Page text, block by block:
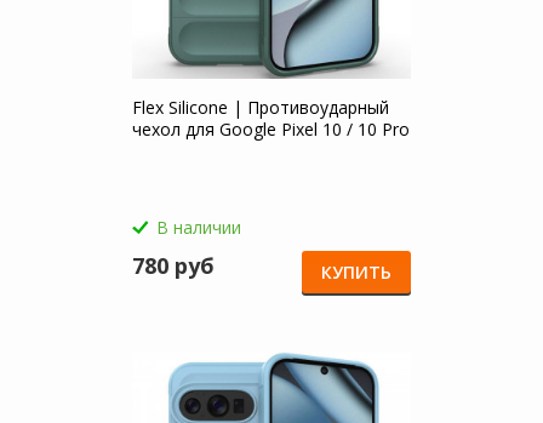
Flex Silicone | Противоударный
чехол для Google Pixel 10 / 10 Pro
В наличии
780 руб КУПИТЬ